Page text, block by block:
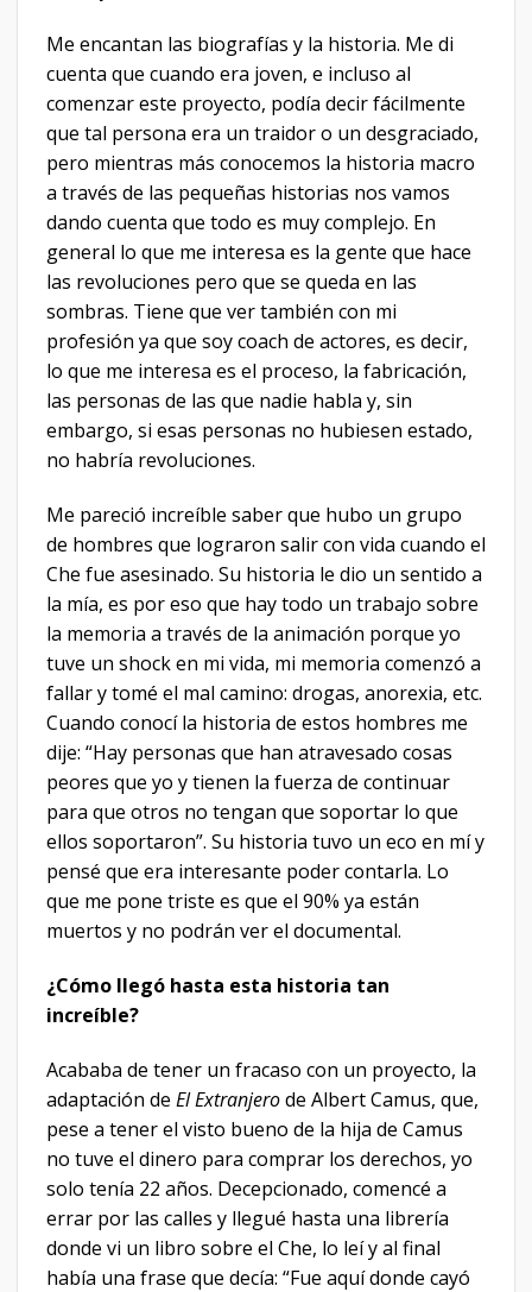
Me encantan las biografías y la historia. Me di
cuenta que cuando era joven, e incluso al
comenzar este proyecto, podía decir fácilmente
que tal persona era un traidor o un desgraciado,
pero mientras más conocemos la historia macro
a través de las pequeñas historias nos vamos
dando cuenta que todo es muy complejo. En
general lo que me interesa es la gente que hace
las revoluciones pero que se queda en las
sombras. Tiene que ver también con mi
profesión ya que soy coach de actores, es decir,
lo que me interesa es el proceso, la fabricación,
las personas de las que nadie habla y, sin
embargo, si esas personas no hubiesen estado,
no habría revoluciones.
Me pareció increíble saber que hubo un grupo
de hombres que lograron salir con vida cuando el
Che fue asesinado. Su historia le dio un sentido a
la mía, es por eso que hay todo un trabajo sobre
la memoria a través de la animación porque yo
tuve un shock en mi vida, mi memoria comenzó a
fallar y tomé el mal camino: drogas, anorexia, etc.
Cuando conocí la historia de estos hombres me
dije: “Hay personas que han atravesado cosas
peores que yo y tienen la fuerza de continuar
para que otros no tengan que soportar lo que
ellos soportaron”. Su historia tuvo un eco en mí y
pensé que era interesante poder contarla. Lo
que me pone triste es que el 90% ya están
muertos y no podrán ver el documental.
¿Cómo llegó hasta esta historia tan
increíble?
Acababa de tener un fracaso con un proyecto, la
adaptación de El Extranjerode Albert Camus, que,
pese a tener el visto bueno de la hija de Camus
no tuve el dinero para comprar los derechos, yo
solo tenía 22 años. Decepcionado, comencé a
errar por las calles y llegué hasta una librería
donde vi un libro sobre el Che, lo leí y al final
había una frase que decía: “Fue aquí donde cayó